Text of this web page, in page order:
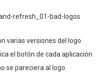
varias versiones del logo
el botón de cada aplicación
se pareciera al logo.